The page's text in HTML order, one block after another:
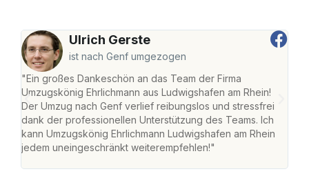
Ulrich Gerste
ist nach Genf umgezogen
"Ein großes Dankeschön an das Team der Firma
Umzugskönig Ehrlichmann aus Ludwigshafen am Rhein!
Der Umzug nach Genf verlief reibungslos und stressfrei
dank der professionellen Unterstützung des Teams. Ich
kann Umzugskönig Ehrlichmann Ludwigshafen am Rhein
jedem uneingeschränkt weiterempfehlen!"